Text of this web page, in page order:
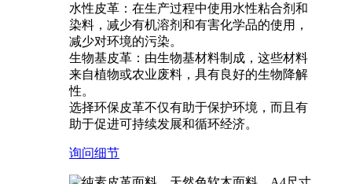
水性皮革：在生产过程中使用水性粘合剂和
染料，减少有机溶剂和有害化学品的使用，
减少对环境的污染。
生物基皮革：由生物基材料制成，这些材料
来自植物或农业废料，具有良好的生物降解
性。
选择环保皮革不仅有助于保护环境，而且有
助于促进可持续发展和循环经济。
询问细节